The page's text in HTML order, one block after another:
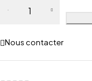
Nous contacter